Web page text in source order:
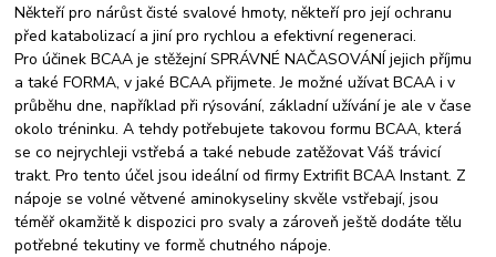
Někteří pro nárůst čisté svalové hmoty, někteří pro její ochranu
před katabolizací a jiní pro rychlou a efektivní regeneraci.
Pro účinek BCAA je stěžejní SPRÁVNÉ NAČASOVÁNÍ jejich příjmu
a také FORMA, v jaké BCAA přijmete. Je možné užívat BCAA i v
průběhu dne, například při rýsování, základní užívání je ale v čase
okolo tréninku. A tehdy potřebujete takovou formu BCAA, která
se co nejrychleji vstřebá a také nebude zatěžovat Váš trávicí
trakt. Pro tento účel jsou ideální od firmy Extrifit BCAA Instant. Z
nápoje se volné větvené aminokyseliny skvěle vstřebají, jsou
téměř okamžitě k dispozici pro svaly a zároveň ještě dodáte tělu
potřebné tekutiny ve formě chutného nápoje.